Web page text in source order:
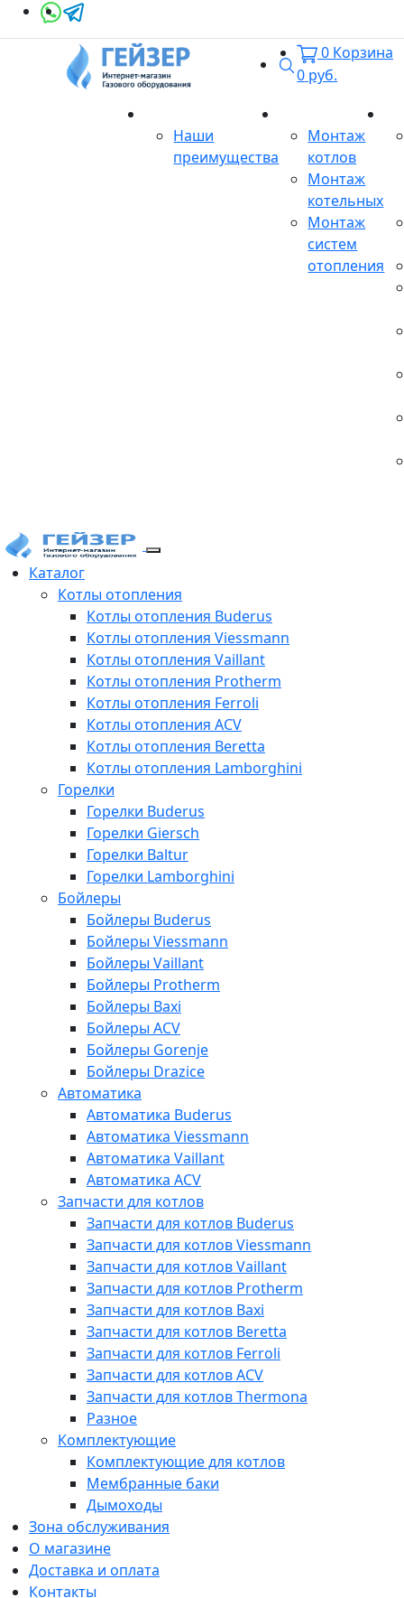
Поиск
0 Корзина
0 руб.
Наши
преимущества
Монтаж
котлов
Монтаж
котельных
Монтаж
систем
отопления
Каталог
Котлы отопления
Котлы отопления Buderus
Котлы отопления Viessmann
Котлы отопления Vaillant
Котлы отопления Protherm
Котлы отопления Ferroli
Котлы отопления ACV
Котлы отопления Beretta
Котлы отопления Lamborghini
Горелки
Горелки Buderus
Горелки Giersch
Горелки Baltur
Горелки Lamborghini
Бойлеры
Бойлеры Buderus
Бойлеры Viessmann
Бойлеры Vaillant
Бойлеры Protherm
Бойлеры Baxi
Бойлеры ACV
Бойлеры Gorenje
Бойлеры Drazice
Автоматика
Автоматика Buderus
Автоматика Viessmann
Автоматика Vaillant
Автоматика ACV
Запчасти для котлов
Запчасти для котлов Buderus
Запчасти для котлов Viessmann
Запчасти для котлов Vaillant
Запчасти для котлов Protherm
Запчасти для котлов Baxi
Запчасти для котлов Beretta
Запчасти для котлов Ferroli
Запчасти для котлов ACV
Запчасти для котлов Thermona
Разное
Комплектующие
Комплектующие для котлов
Мембранные баки
Дымоходы
Зона обслуживания
О магазине
Доставка и оплата
Контакты